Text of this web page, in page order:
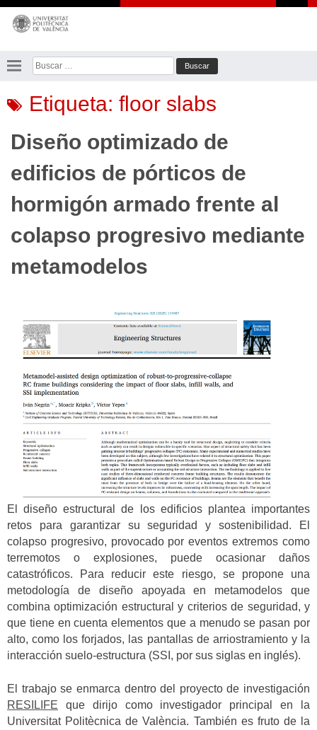
Saltar
contenido
Buscar:
Etiqueta: floor slabs
Diseño optimizado de
edificios de pórticos de
hormigón armado frente al
colapso progresivo mediante
metamodelos
El diseño estructural de los edificios plantea importantes
retos para garantizar su seguridad y sostenibilidad. El
colapso progresivo, provocado por eventos extremos como
terremotos o explosiones, puede ocasionar daños
catastróficos. Para reducir este riesgo, se propone una
metodología de diseño apoyada en metamodelos que
combina optimización estructural y criterios de seguridad, y
que tiene en cuenta elementos que a menudo se pasan por
alto, como los forjados, las pantallas de arriostramiento y la
interacción suelo-estructura (SSI, por sus siglas en inglés).
El trabajo se enmarca dentro del proyecto de investigación
RESILIFE que dirijo como investigador principal en la
Universitat Politècnica de València. También es fruto de la